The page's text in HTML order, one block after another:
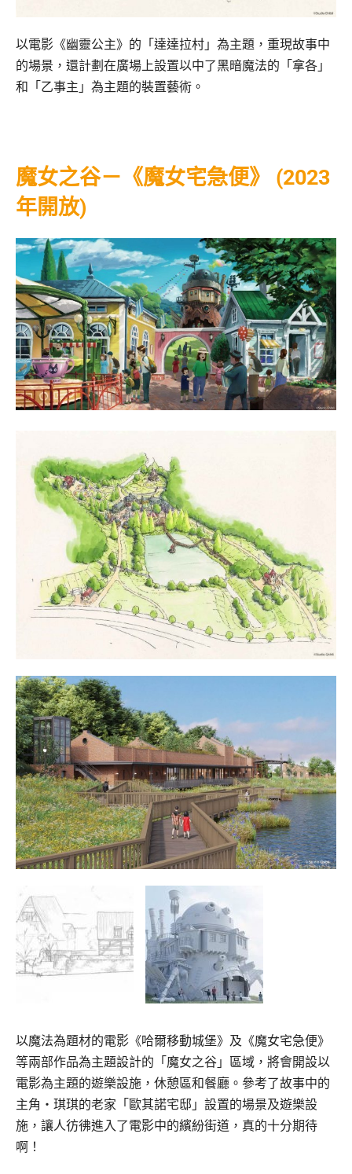
以電影《幽靈公主》的「達達拉村」為主題，重現故事中
的場景，還計劃在廣場上設置以中了黑暗魔法的「拿各」
和「乙事主」為主題的裝置藝術。
魔女之谷－《魔女宅急便》 (2023
年開放)
以魔法為題材的電影《哈爾移動城堡》及《魔女宅急便》
等兩部作品為主題設計的「魔女之谷」區域，將會開設以
電影為主題的遊樂設施，休憩區和餐廳。參考了故事中的
主角・琪琪的老家「歐其諾宅邸」設置的場景及遊樂設
施，讓人彷彿進入了電影中的繽紛街道，真的十分期待
啊！